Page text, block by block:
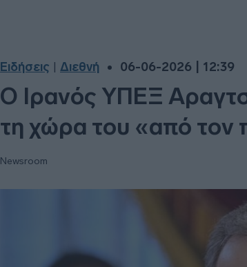
Ειδήσεις Διεθνή 06-06-2026 | 12:39
Ο Ιρανός ΥΠΕΞ
τη χώρα του «από τον
Newsroom